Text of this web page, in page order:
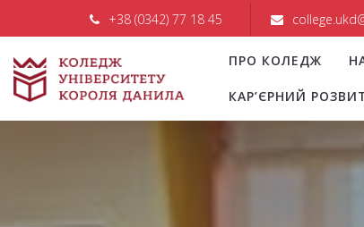
+38 (0342) 77 18 45
ПРО КОЛЕДЖ
КАР’ЄРНИЙ